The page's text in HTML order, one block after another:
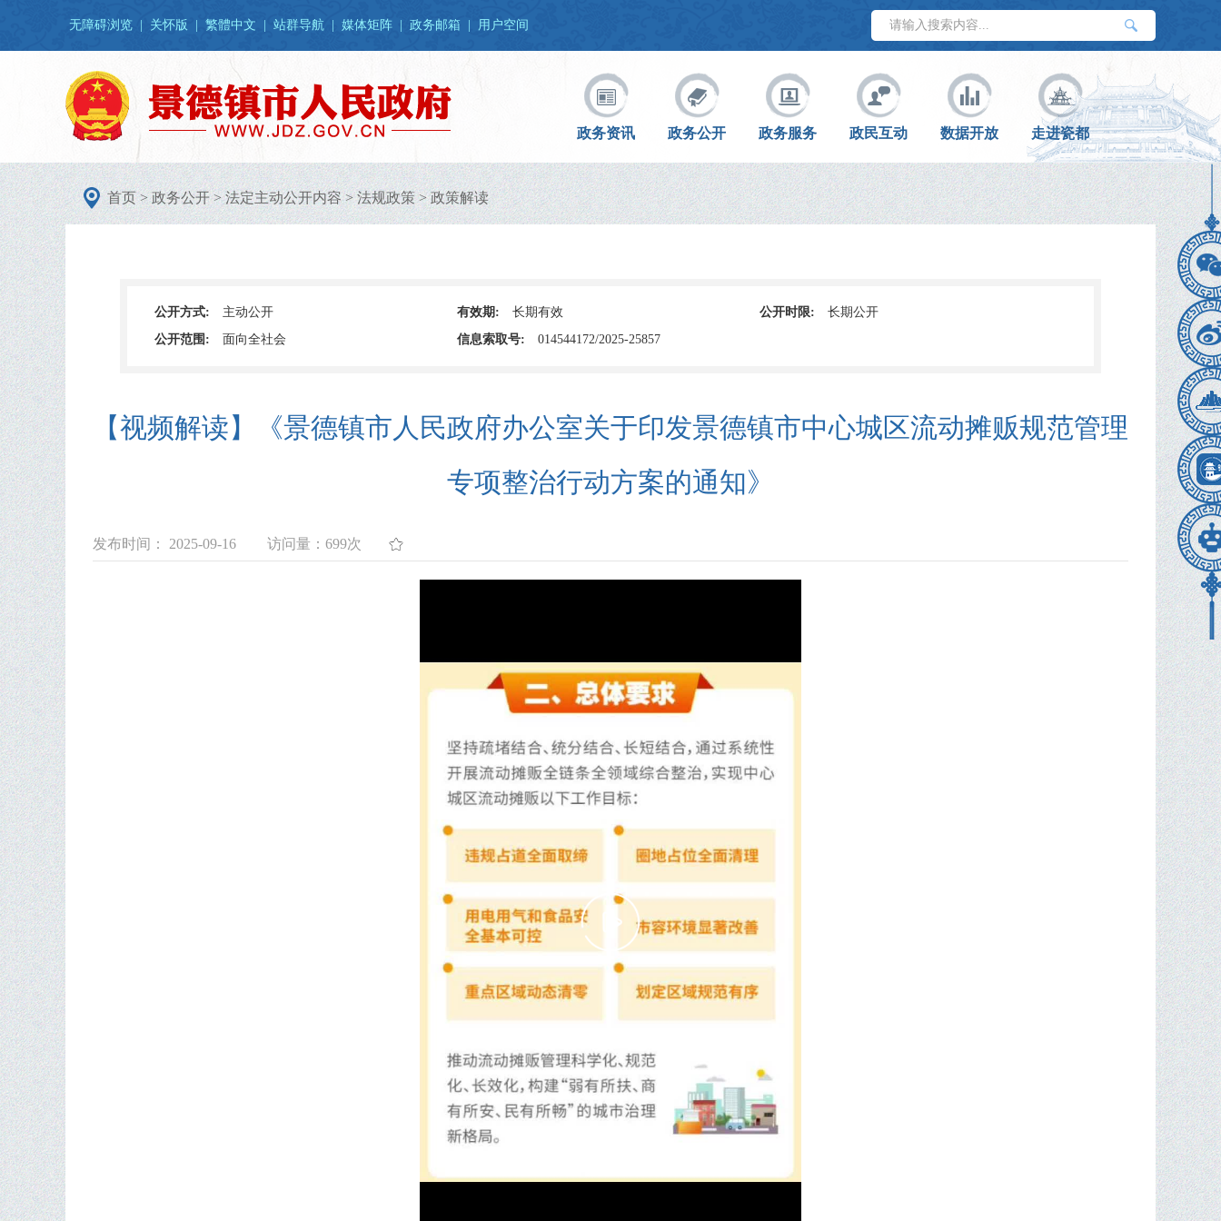
无障碍浏览 关怀版 繁體中文 站群导航 媒体矩阵 政务邮箱 用户空间
政务资讯 政务公开 政务服务 政民互动 数据开放 走进瓷都
首页>政务公开>法定主动公开内容>法规政策>政策解读
公开方式: 主动公开 有效期: 长期有效 公开时限:
长期公开
公开范围:
面向全社会 信息索取号: 014544172/2025-25857
【视频解读】《景德镇市人民政府办公室关于印发景德镇市中心城区流动摊贩规范管理
专项整治行动方案的通知》
发布时间： 2025-09-16 访问量： 699次